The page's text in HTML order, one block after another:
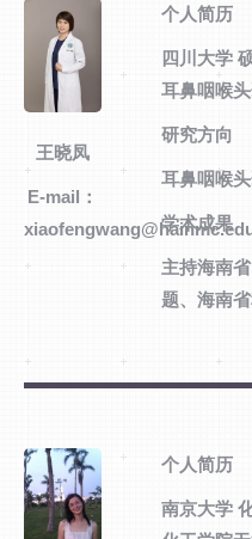
王晓凤
E-mail：
个人简历
四川大学
耳鼻咽喉
研究方向
耳鼻咽喉
学术成果
主持海南
题、海南
个人简历
南京大学